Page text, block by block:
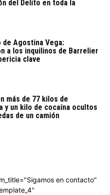
del Delito en toda la
de Agostina Vega:
a los inquilinos de Barrelier
clave
más de 77 kilos de
y un kilo de cocaína ocultos
de un camión
en contacto"